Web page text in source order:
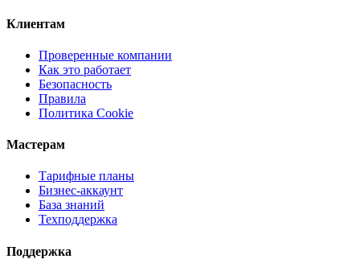
Клиентам
Проверенные компании
Как это работает
Безопасность
Правила
Политика Cookie
Мастерам
Тарифные планы
Бизнес-аккаунт
База знаний
Техподдержка
Поддержка